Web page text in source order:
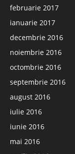
februarie 2017
ianuarie 2017
decembrie 2016
noiembrie 2016
octombrie 2016
septembrie 2016
august 2016
iulie 2016
iunie 2016
mai 2016